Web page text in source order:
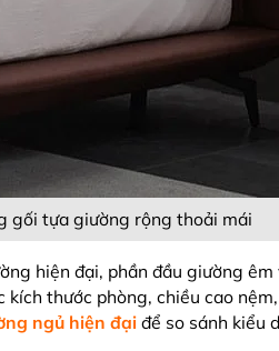
gối tựa giường rộng thoải mái
hiện đại, phần đầu giường
thước phòng, chiều cao
ngủ hiện đạiđể so sánh kiểu